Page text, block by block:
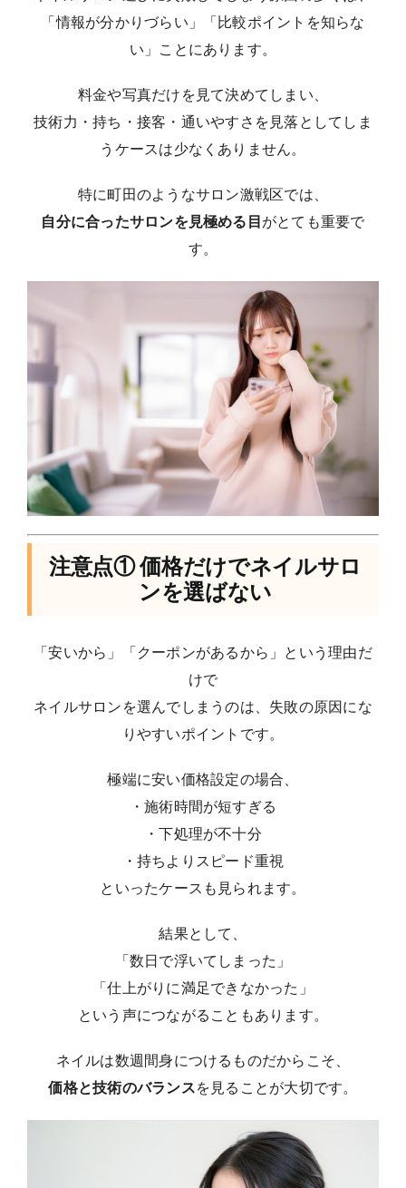
「情報が分かりづらい」「比較ポイントを知らな
い」ことにあります。
料金や写真だけを見て決めてしまい、
技術力・持ち・接客・通いやすさを見落としてしま
うケースは少なくありません。
特に町田のようなサロン激戦区では、
自分に合ったサロンを見極める目 がとても重要で
す。
注意点① 価格だけでネイルサロ
ンを選ばない
「安いから」「クーポンがあるから」という理由だ
けで
ネイルサロンを選んでしまうのは、失敗の原因にな
りやすいポイントです。
極端に安い価格設定の場合、
・施術時間が短すぎる
・下処理が不十分
・持ちよりスピード重視
といったケースも見られます。
結果として、
「数日で浮いてしまった」
「仕上がりに満足できなかった」
という声につながることもあります。
ネイルは数週間身につけるものだからこそ、
価格と技術のバランスを見ることが大切です。